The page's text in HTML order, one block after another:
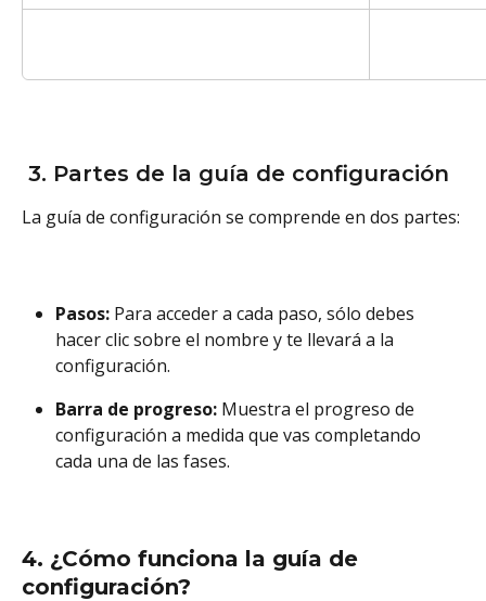
3. Partes de la guía de configuración
La guía de configuración se comprende en dos partes:
Pasos: Para acceder a cada paso, sólo debes
hacer clic sobre el nombre y te llevará a la
configuración.
Barra de progreso: Muestra el progreso de
configuración a medida que vas completando
cada una de las fases.
4. ¿Cómo funciona la guía de
configuración?